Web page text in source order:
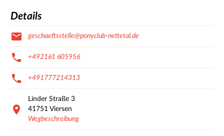
Details
geschaeftsstelle@ponyclub-nettetal.de
+492161 605956
+491777214313
Linder Straße 3
41751 Viersen
Wegbeschreibung